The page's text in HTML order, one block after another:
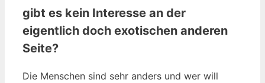
gibt es kein Interesse an der
eigentlich doch exotischen anderen
Seite?
Die Men­schen sind sehr anders und wer will